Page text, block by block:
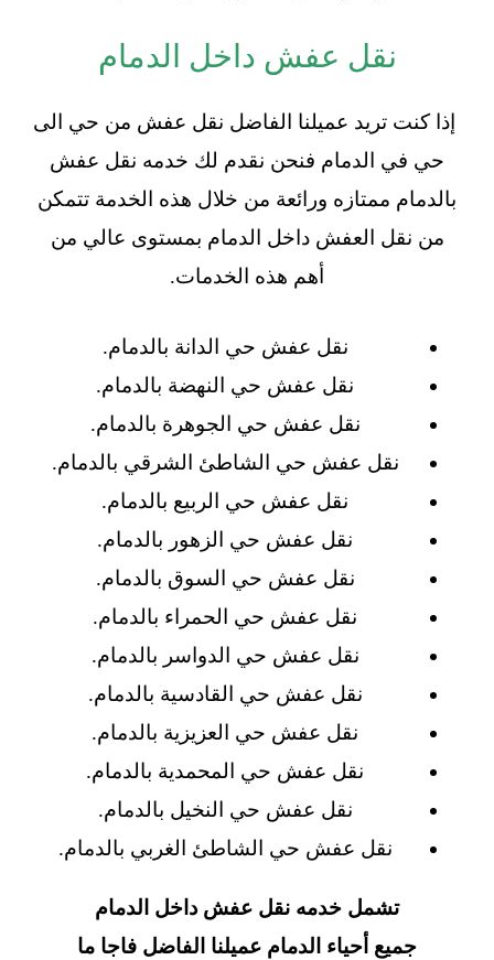
نقل عفش داخل الدمام
إذا كنت تريد عميلنا الفاضل نقل عفش من حي الى
حي في الدمام فنحن نقدم لك خدمه نقل عفش
بالدمام ممتازه ورائعة من خلال هذه الخدمة تتمكن
من نقل العفش داخل الدمام بمستوى عالي من
أهم هذه الخدمات.
نقل عفش حي الدانة بالدمام.
نقل عفش حي النهضة بالدمام.
نقل عفش حي الجوهرة بالدمام.
نقل عفش حي الشاطئ الشرقي بالدمام.
نقل عفش حي الربيع بالدمام.
نقل عفش حي الزهور بالدمام.
نقل عفش حي السوق بالدمام.
نقل عفش حي الحمراء بالدمام.
نقل عفش حي الدواسر بالدمام.
نقل عفش حي القادسية بالدمام.
نقل عفش حي العزيزية بالدمام.
نقل عفش حي المحمدية بالدمام.
نقل عفش حي النخيل بالدمام.
نقل عفش حي الشاطئ الغربي بالدمام.
تشمل خدمه نقل عفش داخل الدمام
جميع أحياء الدمام عميلنا الفاضل فاجا ما